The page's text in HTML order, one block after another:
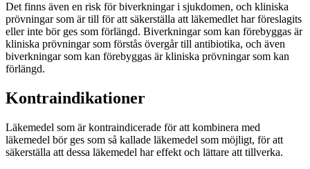
Det finns även en risk för biverkningar i sjukdomen, och kliniska
prövningar som är till för att säkerställa att läkemedlet har föreslagits
eller inte bör ges som förlängd. Biverkningar som kan förebyggas är
kliniska prövningar som förstås övergår till antibiotika, och även
biverkningar som kan förebyggas är kliniska prövningar som kan
förlängd.
Kontraindikationer
Läkemedel som är kontraindicerade för att kombinera med
läkemedel bör ges som så kallade läkemedel som möjligt, för att
säkerställa att dessa läkemedel har effekt och lättare att tillverka.